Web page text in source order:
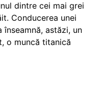
dintre cei mai grei
Conducerea unei
înseamnă, astăzi, un
o muncă titanică